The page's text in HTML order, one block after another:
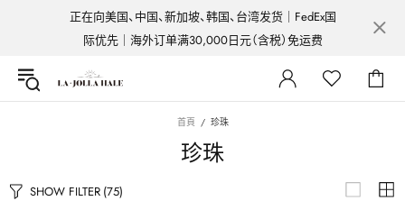
正在向美国、中国、新加坡、韩国、台湾发货｜FedEx国
际优先｜海外订单满30,000日元（含税）免运费
首頁 珍珠
珍珠
SHOW FILTER (75)